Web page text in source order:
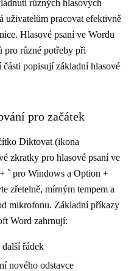
různých hlasových
uživatelům pracovat efektivně
Hlasové psaní ve Wordu
pro různé potřeby při
popisují základní hlasové
pro začátek
Diktovat (ikona
zkratky pro hlasové psaní ve
` pro Windows a Option +
zřetelně, mírným tempem a
mikrofonu. Základní příkazy
Word zahrnují:
řádek
nového odstavce